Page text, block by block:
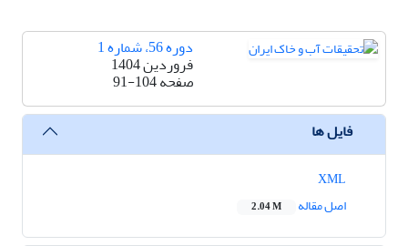
دوره 56، شماره 1
فروردین 1404
صفحه91-104
فایل ها
اصل مقاله
2.04 M